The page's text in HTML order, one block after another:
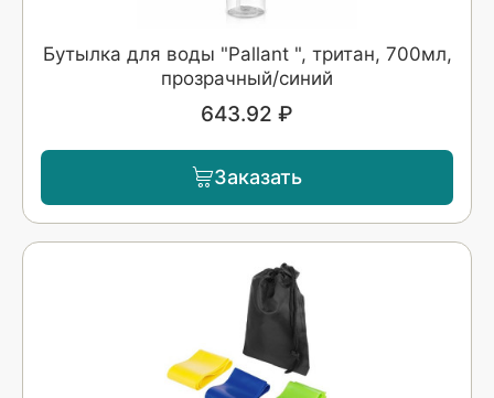
Бутылка для воды "Pallant ", тритан, 700мл,
прозрачный/синий
643.92 ₽
Заказать